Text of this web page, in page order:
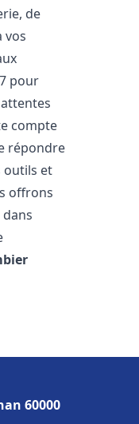
de
vos
pour
compte
répondre
outils et
offrons
60000